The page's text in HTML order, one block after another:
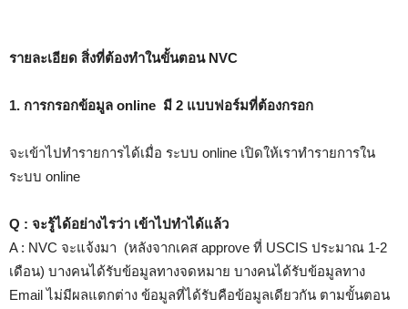
รายละเอียด สิ่งที่ต้องทำในขั้นตอน NVC
1. การกรอกข้อมูล online มี 2 แบบฟอร์มที่ต้องกรอก
จะเข้าไปทำรายการได้เมื่อ ระบบ online เปิดให้เราทำรายการใน
ระบบ online
Q : จะรู้ได้อย่างไรว่า เข้าไปทำได้แล้ว
A : NVC จะแจ้งมา (หลังจากเคส approve ที่ USCIS ประมาณ 1-2
เดือน) บางคนได้รับข้อมูลทางจดหมาย บางคนได้รับข้อมูลทาง
Email ไม่มีผลแตกต่าง ข้อมูลที่ได้รับคือข้อมูลเดียวกัน ตามขั้นตอน